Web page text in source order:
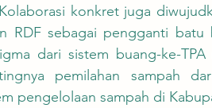
konkret juga
RDF sebagai pengganti batu
dari sistem buang-ke-
pemilahan sampah
pengelolaan sampah di